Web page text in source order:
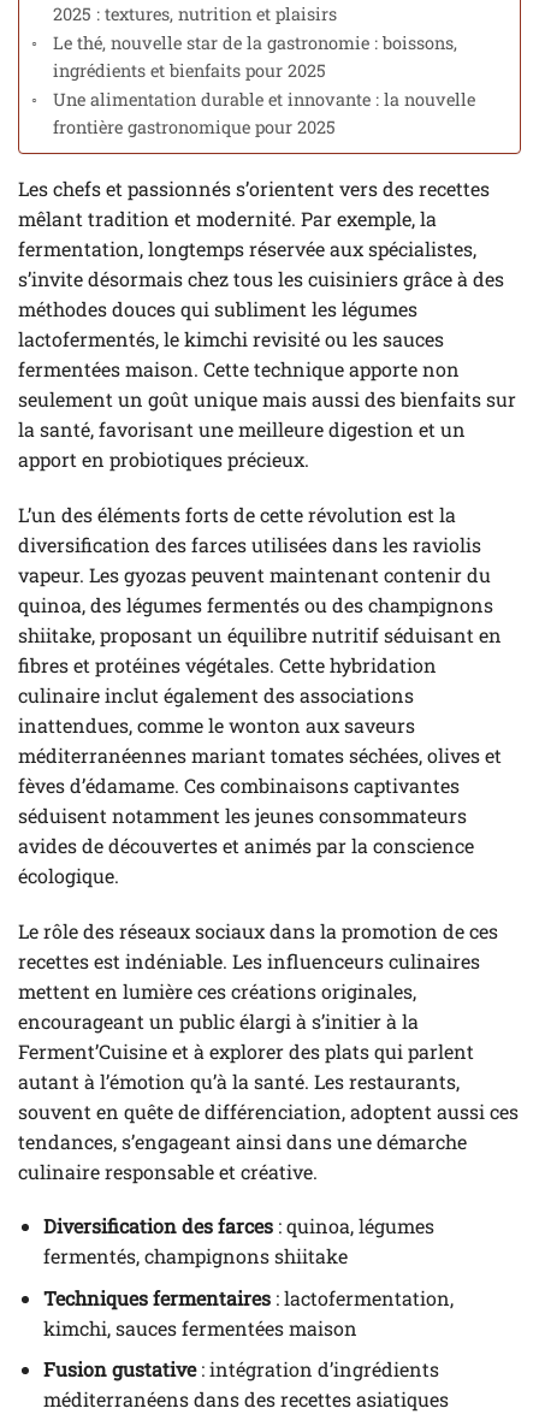
2025 : textures, nutrition et plaisirs
Le thé, nouvelle star de la gastronomie : boissons,
ingrédients et bienfaits pour 2025
Une alimentation durable et innovante : la nouvelle
frontière gastronomique pour 2025
Les chefs et passionnés s’orientent vers des recettes
mêlant tradition et modernité. Par exemple, la
fermentation, longtemps réservée aux spécialistes,
s’invite désormais chez tous les cuisiniers grâce à des
méthodes douces qui subliment les légumes
lactofermentés, le kimchi revisité ou les sauces
fermentées maison. Cette technique apporte non
seulement un goût unique mais aussi des bienfaits sur
la santé, favorisant une meilleure digestion et un
apport en probiotiques précieux.
L’un des éléments forts de cette révolution est la
diversification des farces utilisées dans les raviolis
vapeur. Les gyozas peuvent maintenant contenir du
quinoa, des légumes fermentés ou des champignons
shiitake, proposant un équilibre nutritif séduisant en
fibres et protéines végétales. Cette hybridation
culinaire inclut également des associations
inattendues, comme le wonton aux saveurs
méditerranéennes mariant tomates séchées, olives et
fèves d’édamame. Ces combinaisons captivantes
séduisent notamment les jeunes consommateurs
avides de découvertes et animés par la conscience
écologique.
Le rôle des réseaux sociaux dans la promotion de ces
recettes est indéniable. Les influenceurs culinaires
mettent en lumière ces créations originales,
encourageant un public élargi à s’initier à la
Ferment’Cuisine et à explorer des plats qui parlent
autant à l’émotion qu’à la santé. Les restaurants,
souvent en quête de différenciation, adoptent aussi ces
tendances, s’engageant ainsi dans une démarche
culinaire responsable et créative.
Diversification des farces: quinoa, légumes
fermentés, champignons shiitake
Techniques fermentaires: lactofermentation,
kimchi, sauces fermentées maison
Fusion gustative: intégration d’ingrédients
méditerranéens dans des recettes asiatiques